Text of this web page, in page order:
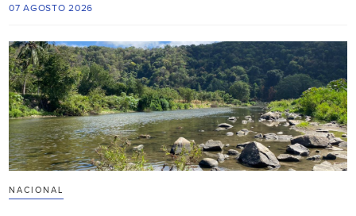
07 AGOSTO 2026
NACIONAL